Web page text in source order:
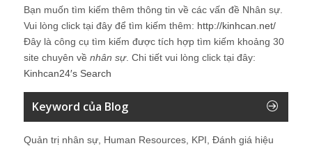
Bạn muốn tìm kiếm thêm thông tin về các vấn đề Nhân sự
Vui lòng click tại đây để tìm kiếm thêm: http://kinhcan.net/
Đây là công cụ tìm kiếm được tích hợp tìm kiếm khoảng 30
site chuyên về nhân sự. Chi tiết vui lòng click tại đây:
Kinhcan24′s Search
Keyword của Blog
Quản trị nhân sự, Human Resources, KPI, Đánh giá hiệu